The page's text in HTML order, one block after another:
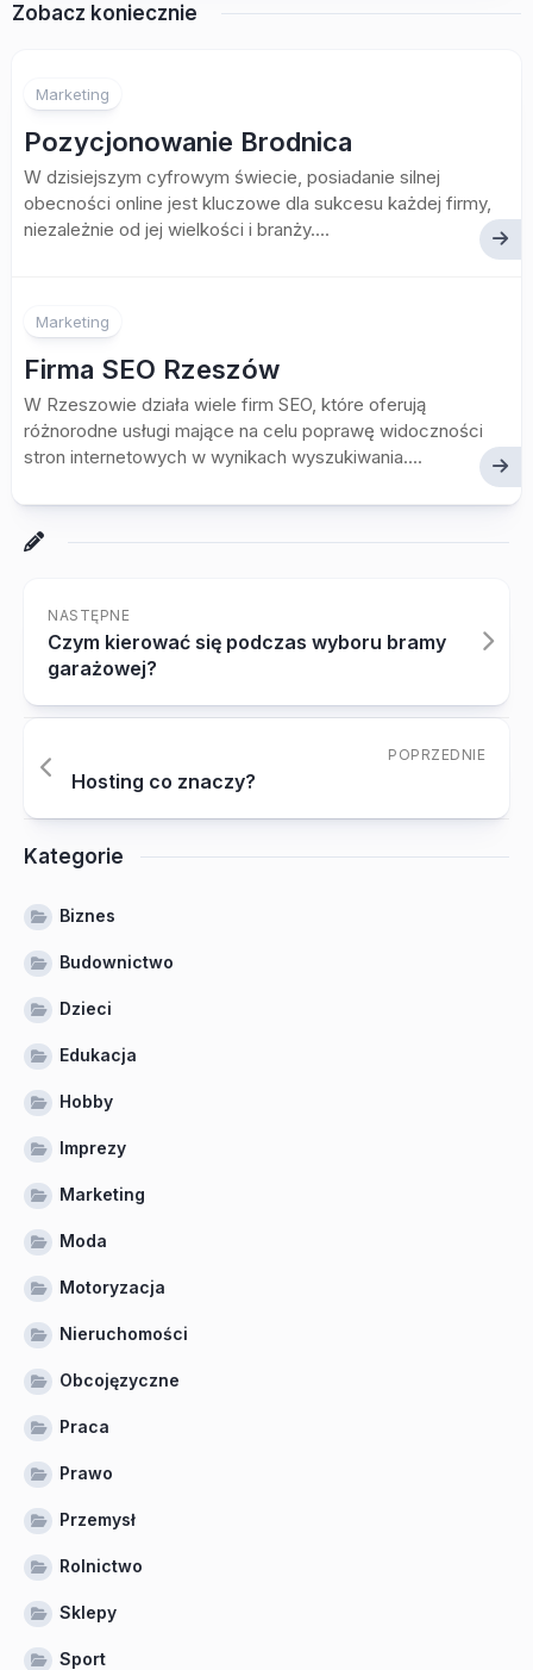
Zobacz koniecznie
Marketing
Pozycjonowanie Brodnica
W dzisiejszym cyfrowym świecie, posiadanie silnej
obecności online jest kluczowe dla sukcesu każdej firmy,
niezależnie od jej wielkości i branży....
Marketing
Firma SEO Rzeszów
W Rzeszowie działa wiele firm SEO, które oferują
różnorodne usługi mające na celu poprawę widoczności
stron internetowych w wynikach wyszukiwania....
NASTĘPNE
Czym kierować się podczas wyboru bramy
garażowej?
POPRZEDNIE
Hosting co znaczy?
Kategorie
Biznes
Budownictwo
Dzieci
Edukacja
Hobby
Imprezy
Marketing
Moda
Motoryzacja
Nieruchomości
Obcojęzyczne
Praca
Prawo
Przemysł
Rolnictwo
Sklepy
Sport